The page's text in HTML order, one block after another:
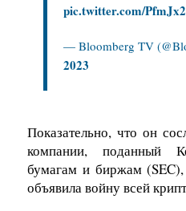
pic.twitter.com/
— Bloomberg TV
2023
Показательно, что он
компании, поданный
бумагам и биржам (SEC),
объявила войну всей